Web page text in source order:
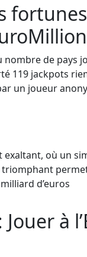
de pays
119 jackpots
un joueur
où un
d’euros
Jouer à